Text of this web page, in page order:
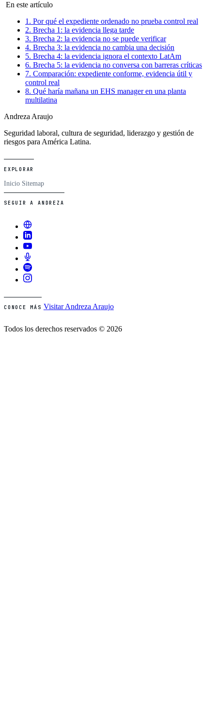
En este artículo
1. Por qué el expediente ordenado no prueba control real
2. Brecha 1: la evidencia llega tarde
3. Brecha 2: la evidencia no se puede verificar
4. Brecha 3: la evidencia no cambia una decisión
5. Brecha 4: la evidencia ignora el contexto LatAm
6. Brecha 5: la evidencia no conversa con barreras críticas
7. Comparación: expediente conforme, evidencia útil y
control real
8. Qué haría mañana un EHS manager en una planta
multilatina
Andreza Araujo
Seguridad laboral, cultura de seguridad, liderazgo y gestión de
riesgos para América Latina.
EXPLORAR
Inicio Sitemap
SEGUIR A ANDREZA
CONOCE MÁS Visitar Andreza Araujo
Todos los derechos reservados © 2026